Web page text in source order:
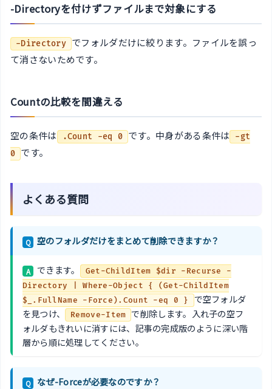
-Directoryを付けずファイルまで対象にする
-Directory
でフォルダだけに絞ります。ファイルを誤っ
て消さないためです。
Countの比較を間違える
空の条件は .Count -eq 0 です。中身がある条件は -gt
0
です。
よくある質問
Q 空のフォルダだけをまとめて削除できますか？
A できます。
Get-ChildItem $dir -Recurse -
Directory | Where-Object { (Get-ChildItem
$_.FullName -Force).Count -eq 0 }
で空フォルダ
を見つけ、
Remove-Item
で削除します。入れ子の空フ
ォルダもきれいに消すには、記事の完成版のように深い階
層から順に処理してください。
Q なぜ-Forceが必要なのですか？